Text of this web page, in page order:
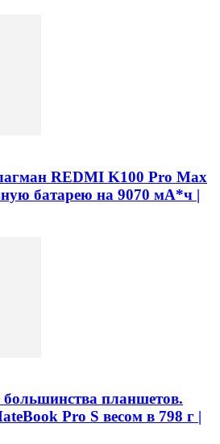
REDMI K100 Pro Max
батарею на 9070 мА*ч |
большинства планшетов.
Pro S весом в 798 г |